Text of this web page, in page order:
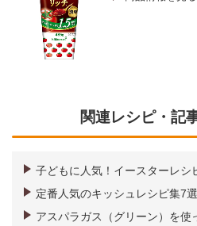
関連レシピ・記
子どもに人気！イースターレシ
定番人気のキッシュレシピ集7選
アスパラガス（グリーン）を使